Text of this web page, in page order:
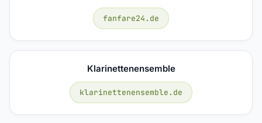
fanfare24.de
Klarinettenensemble
klarinettenensemble.de